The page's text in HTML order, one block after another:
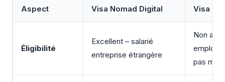
Aspect Visa Nomad Digital Visa
Éligibilité
Excellent – salarié
entreprise étrangère
Non
pas